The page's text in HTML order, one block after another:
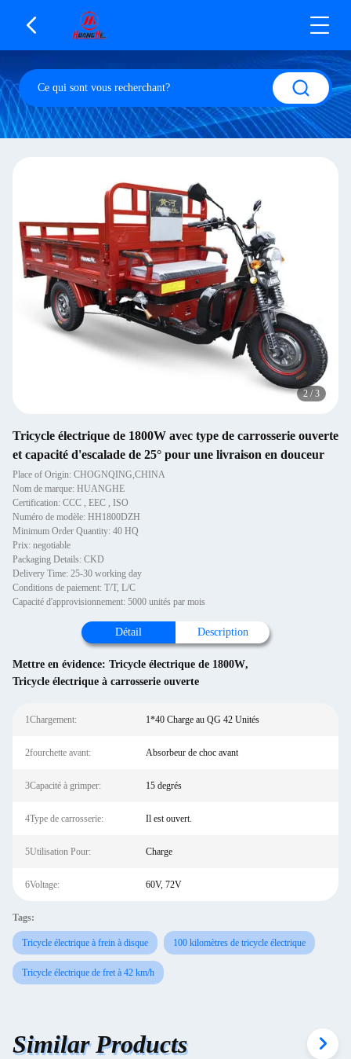
2 /3
Tricycle électrique de 1800W avec type de carrosserie ouverte
et capacité d'escalade de 25° pour une livraison en douceur
Place of Origin: CHOGNQING,CHINA
Nom de marque: HUANGHE
Certification: CCC , EEC , ISO
Numéro de modèle: HH1800DZH
Minimum Order Quantity: 40 HQ
Prix: negotiable
Packaging Details: CKD
Delivery Time: 25-30 working day
Conditions de paiement: T/T, L/C
Capacité d'approvisionnement: 5000 unités par mois
Détail Description
Mettre en évidence: Tricycle électrique de 1800W,
Tricycle électrique à carrosserie ouverte
1Chargement: 1*40 Charge au QG 42 Unités
2fourchette avant: Absorbeur de choc avant
3Capacité à grimper: 15 degrés
4Type de carrosserie: Il est ouvert.
5Utilisation Pour: Charge
6Voltage: 60V, 72V
Tags:
Tricycle électrique à frein à disque 100 kilomètres de tricycle électrique
Tricycle électrique de fret à 42 km/h
Similar Products